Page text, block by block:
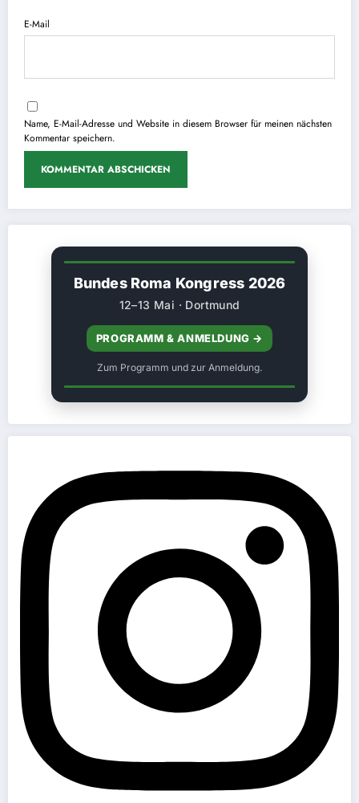
E-Mail
Name, E-Mail-Adresse und Website in diesem Browser für meinen nächsten
Kommentar speichern.
Bundes Roma Kongress 2026
12–13 Mai · Dortmund
PROGRAMM & ANMELDUNG →
Zum Programm und zur Anmeldung.